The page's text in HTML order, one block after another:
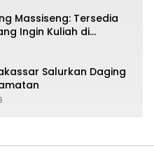
Massiseng: Tersedia
Ingin Kuliah di
UCM
Salurkan Daging